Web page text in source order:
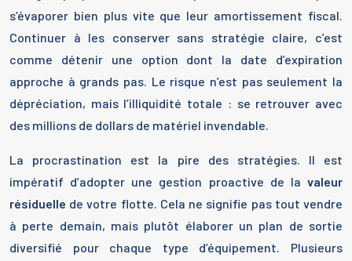
s’évaporer bien plus vite que leur amortissement fiscal.
Continuer à les conserver sans stratégie claire, c’est
comme détenir une option dont la date d’expiration
approche à grands pas. Le risque n’est pas seulement la
dépréciation, mais l’illiquidité totale : se retrouver avec
des millions de dollars de matériel invendable.
La procrastination est la pire des stratégies. Il est
impératif d’adopter une gestion proactive de la valeur
résiduelle de votre flotte. Cela ne signifie pas tout vendre
à perte demain, mais plutôt élaborer un plan de sortie
diversifié pour chaque type d’équipement. Plusieurs